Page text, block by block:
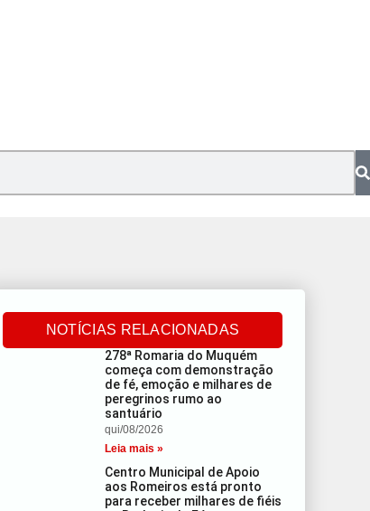
NOTÍCIAS RELACIONADAS
278ª Romaria do Muquém
começa com demonstração
de fé, emoção e milhares de
peregrinos rumo ao
santuário
qui/08/2026
Leia mais »
Centro Municipal de Apoio
aos Romeiros está pronto
para receber milhares de fiéis